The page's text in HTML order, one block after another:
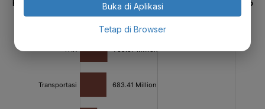
Buka di Aplikasi
Tetap di Browser